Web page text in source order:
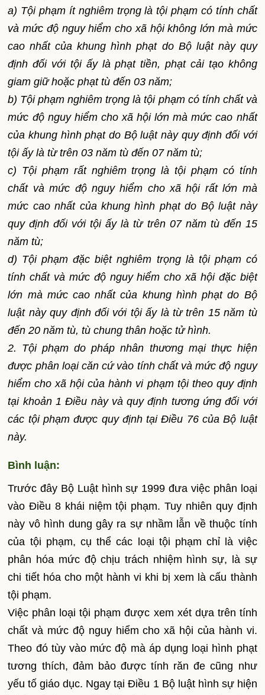
a) Tội phạm ít nghiêm trọng là tội phạm có tính chất
và mức độ nguy hiểm cho xã hội không lớn mà mức
cao nhất của khung hình phạt do Bộ luật này quy
định đối với tội ấy là phạt tiền, phạt cải tạo không
giam giữ hoặc phạt tù đến 03 năm;
b) Tội phạm nghiêm trọng là tội phạm có tính chất và
mức độ nguy hiểm cho xã hội lớn mà mức cao nhất
của khung hình phạt do Bộ luật này quy định đối với
tội ấy là từ trên 03 năm tù đến 07 năm tù;
c) Tội phạm rất nghiêm trọng là tội phạm có tính
chất và mức độ nguy hiểm cho xã hội rất lớn mà
mức cao nhất của khung hình phạt do Bộ luật này
quy định đối với tội ấy là từ trên 07 năm tù đến 15
năm tù;
d) Tội phạm đặc biệt nghiêm trọng là tội phạm có
tính chất và mức độ nguy hiểm cho xã hội đặc biệt
lớn mà mức cao nhất của khung hình phạt do Bộ
luật này quy định đối với tội ấy là từ trên 15 năm tù
đến 20 năm tù, tù chung thân hoặc tử hình.
2. Tội phạm do pháp nhân thương mại thực hiện
được phân loại căn cứ vào tính chất và mức độ nguy
hiểm cho xã hội của hành vi phạm tội theo quy định
tại khoản 1 Điều này và quy định tương ứng đối với
các tội phạm được quy định tại Điều 76 của Bộ luật
này.
Bình luận:
Trước đây Bộ Luật hình sự 1999 đưa việc phân loại
vào Điều 8 khái niệm tội phạm. Tuy nhiên quy định
này vô hình dung gây ra sự nhầm lẫn về thuộc tính
của tội phạm, cụ thể các loại tội phạm chỉ là việc
phân hóa mức độ chịu trách nhiệm hình sự, là sự
chi tiết hóa cho một hành vi khi bị xem là cấu thành
tội phạm.
Việc phân loại tội phạm được xem xét dựa trên tính
chất và mức độ nguy hiểm cho xã hội của hành vi.
Theo đó tùy vào mức độ mà áp dụng loại hình phạt
tương thích, đảm bảo được tính răn đe cũng như
yếu tố giáo dục. Ngay tại Điều 1 Bộ luật hình sự hiện